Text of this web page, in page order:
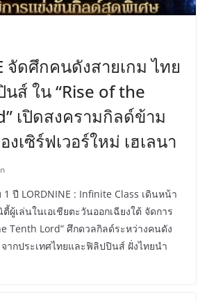
จัดศึกคนดังสายเกม ไทย
ส์ ใน “Rise of the
เปิดสงครามกิลด์ข้าม
งเซิร์ฟเวอร์ใหม่ เฮเลนา
ปี LORDNINE : Infinite Class เดินหน้า
ผู้เล่นในเอเชียตะวันออกเฉียงใต้ จัดการ
Tenth Lord” ศึกดวลกิลด์ระหว่างคนดัง
ากประเทศไทยและฟิลิปปินส์ ฝั่งไทยนำ